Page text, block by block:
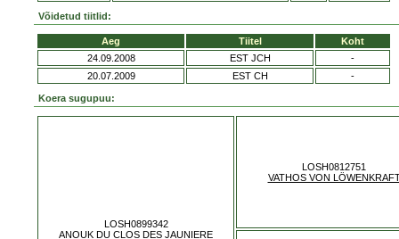
Võidetud tiitlid:
Aeg Tiitel
Koht
24.09.2008
EST JCH
-
20.07.2009
EST CH -
Koera sugupuu:
LOSH0899342
ANOUK DU CLOS DES JAUNIERE
LOSH0812751
VATHOS VON